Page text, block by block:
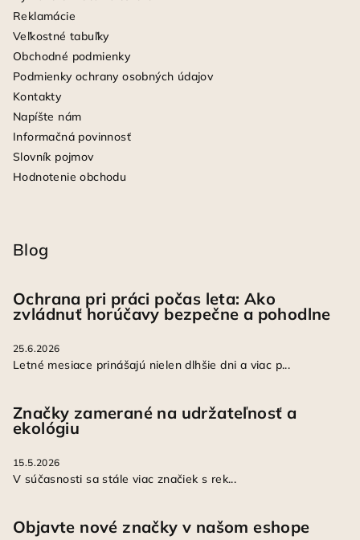
Reklamácie
Veľkostné tabuľky
Obchodné podmienky
Podmienky ochrany osobných údajov
Kontakty
Napíšte nám
Informačná povinnosť
Slovník pojmov
Hodnotenie obchodu
Blog
Ochrana pri práci počas leta: Ako
zvládnuť horúčavy bezpečne a pohodlne
25.6.2026
Letné mesiace prinášajú nielen dlhšie dni a viac p...
Značky zamerané na udržateľnosť a
ekológiu
15.5.2026
V súčasnosti sa stále viac značiek s rek...
Objavte nové značky v našom eshope